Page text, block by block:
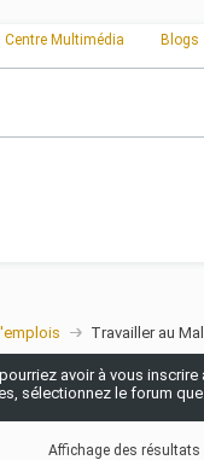
Centre Multimédia Blogs
Travailler au
avoir à vous
sélectionnez le forum
Affichage des résultats